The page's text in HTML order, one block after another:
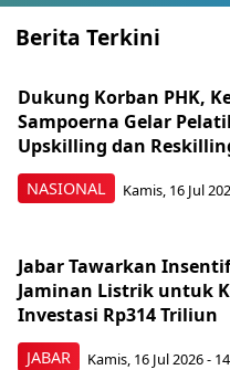
Berita Terkini
NASIONAL
Dukung Korban PHK,
Sampoerna Gelar
Upskilling dan
Kamis, 16 Jul
JABAR
Jabar Tawarkan
Jaminan Listrik untuk
Investasi Rp314 Triliun
Kamis, 16 Jul 2026 -